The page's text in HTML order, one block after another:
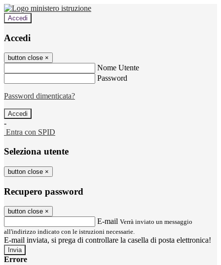
Accedi
Accedi
button close ×
Nome Utente
Password
Password dimenticata?
-
Entra con SPID
Seleziona utente
button close ×
Recupero password
button close ×
E-mail Verrà inviato un messaggio
all'indirizzo indicato con le istruzioni necessarie.
E-mail inviata, si prega di controllare la casella di posta elettronica!
Errore